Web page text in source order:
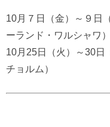
10月７日（金）～９日
ーランド・ワルシャワ）
10月25日（火）～30日
チョルム）